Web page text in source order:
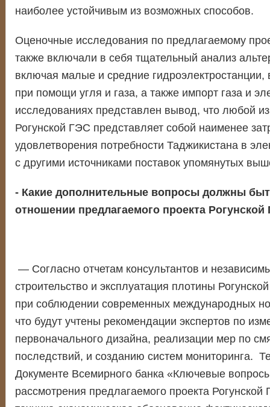
наиболее устойчивым из возможных способов.
Оценочные исследования по предлагаемому
также включали в себя тщательный анализ
включая малые и средние гидроэлектростанции,
при помощи угля и газа, а также импорт газа и
исследованиях представлен вывод, что любой
Рогунской ГЭС представляет собой наименее
удовлетворения потребности Таджикистана в
с другими источниками поставок упомянутых
- Какие дополнительные вопросы должны
отношении предлагаемого проекта Рогунской
— Согласно отчетам консультантов и
строительство и эксплуатация плотины
при соблюдении современных международных
что будут учтены рекомендации экспертов по
первоначального дизайна, реализации мер по
последствий, и созданию систем мониторинга.
Документе Всемирного банка «Ключевые
рассмотрения предлагаемого проекта Рогунской